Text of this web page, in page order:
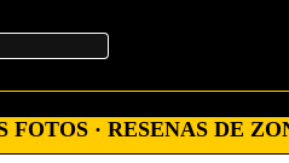
· RESENAS DE